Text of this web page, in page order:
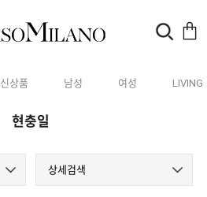
신상품 남성 여성 LIVING
현충일
상세검색